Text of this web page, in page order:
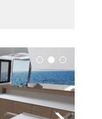
ver detalles >>